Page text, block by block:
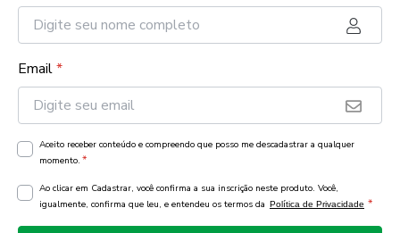
Email*
Aceito receber conteúdo e compreendo que posso me descadastrar a qualquer
momento. *
Ao clicar em Cadastrar, você confirma a sua inscrição neste produto. Você,
igualmente, confirma que leu, e entendeu os termos da Política de Privacidade *